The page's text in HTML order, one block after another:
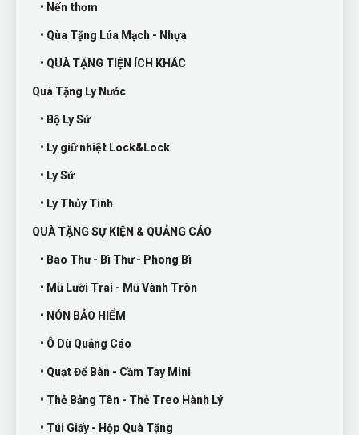
• Nến thơm
• Qùa Tặng Lúa Mạch - Nhựa
• QUÀ TẶNG TIỆN ÍCH KHÁC
Quà Tặng Ly Nước
• Bộ Ly Sứ
• Ly giữ nhiệt Lock&Lock
• Ly Sứ
• Ly Thủy Tinh
QUÀ TẶNG SỰ KIỆN & QUẢNG CÁO
• Bao Thư - Bì Thư - Phong Bì
• Mũ Lưỡi Trai - Mũ Vành Tròn
• NÓN BẢO HIỂM
• Ô Dù Quảng Cáo
• Quạt Để Bàn - Cầm Tay Mini
• Thẻ Bảng Tên - Thẻ Treo Hành Lý
• Túi Giấy - Hộp Quà Tặng